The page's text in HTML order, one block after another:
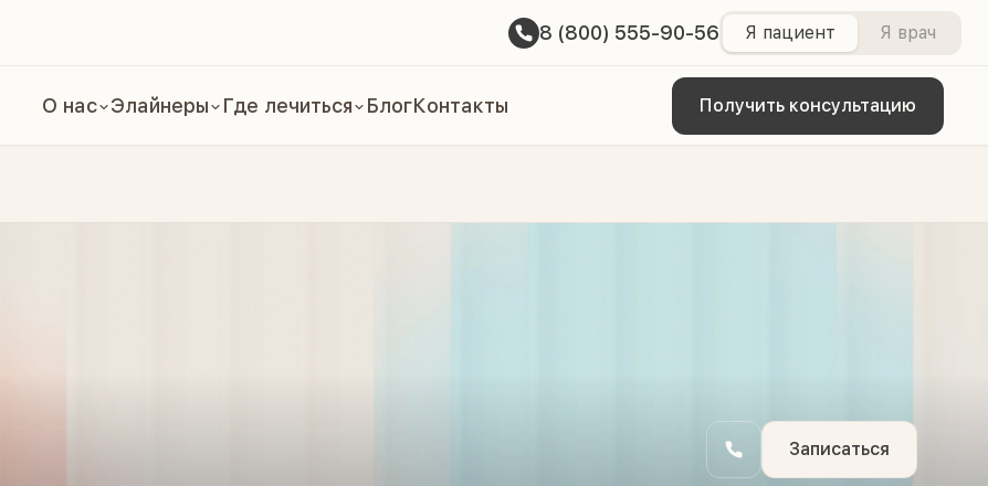
8 (800) 555-90-56 Я пациент Я врач
О нас Элайнеры Где лечиться БлогКонтакты Получить консультацию
Записаться